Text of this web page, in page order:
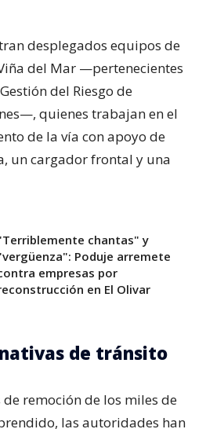
desplegados equipos de
del Mar —pertenecientes
del Riesgo de
quienes trabajan en el
de la vía con apoyo de
un cargador frontal y una
chantas" y
Poduje arremete
empresas por
en El Olivar
de tránsito
remoción de los miles de
las autoridades han